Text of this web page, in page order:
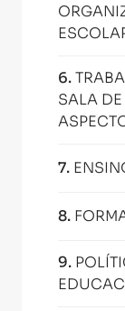
6.
SALA
7.
8.
9.